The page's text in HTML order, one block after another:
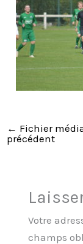
← Fichier
précédent
Votre
champs